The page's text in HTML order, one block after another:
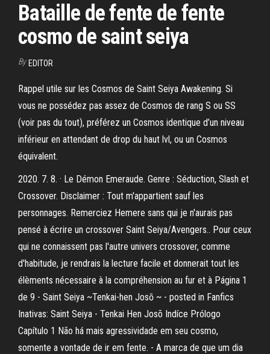
Bataille de fente de fente
cosmo de saint seiya
By EDITOR
Rappel utile sur les Cosmos de Saint Seiya Awakening. Si
vous ne possédez pas assez de Cosmos de rang S ou SS
(voir pas du tout), préférez un Cosmos identique d’un niveau
inférieur en attendant de drop du haut lvl, ou un Cosmos
équivalent.
2020. 7. 8. · Le Démon Emeraude. Genre : Séduction, Slash et
Crossover. Disclaimer : Tout m'appartient sauf les
personnages. Remerciez Hemere sans qui je n'aurais pas
pensé à écrire un crossover Saint Seiya/Avengers.. Pour ceux
qui ne connaissent pas l'autre univers crossover, comme
d'habitude, je rendrais la lecture facile et donnerait tout les
élèments nécessaire à la compréhension au fur et à Página 1
de 9 - Saint Seiya ~Tenkai-hen Josō ~ - posted in Fanfics
Inativas: Saint Seiya - Tenkai Hen Josõ Indíce Prólogo
Capítulo 1 Não há mais agressividade em seu cosmo,
somente a vontade de ir em fente. - A marca de que um dia